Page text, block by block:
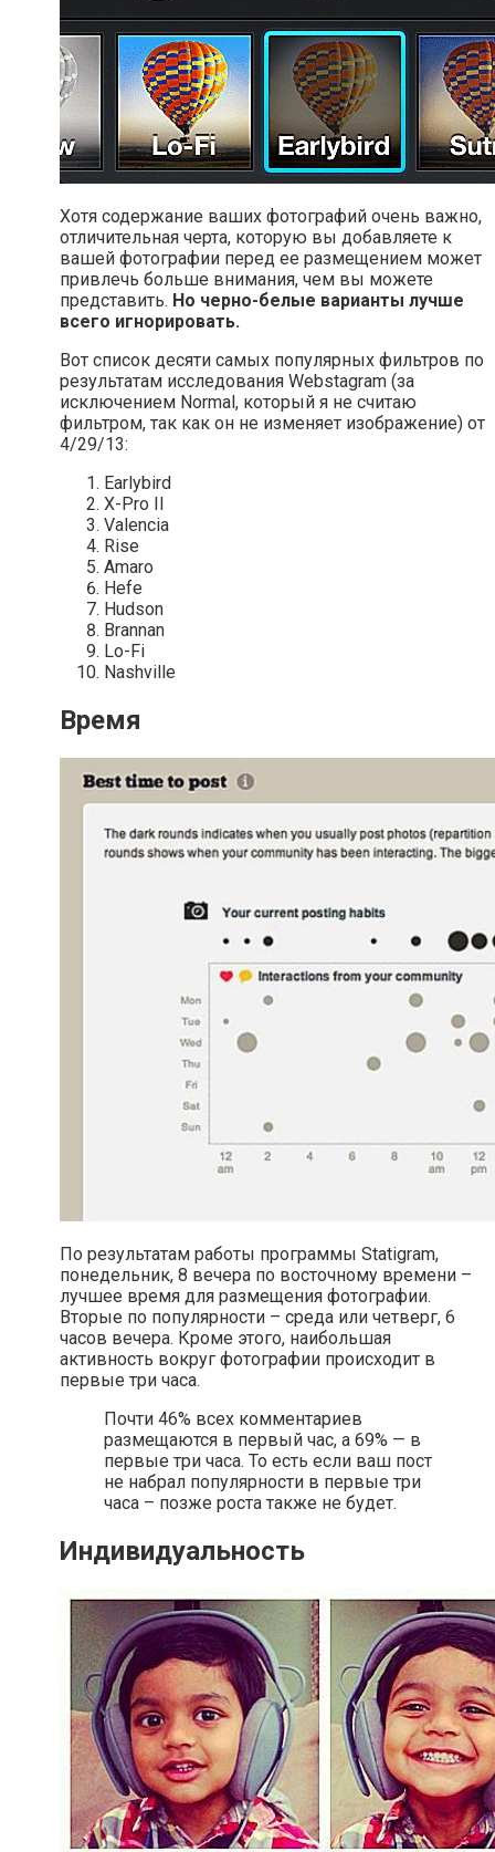
Хотя содержание ваших фотографий очень важно,
отличительная черта, которую вы добавляете к
вашей фотографии перед ее размещением может
привлечь больше внимания, чем вы можете
представить. Но черно-белые варианты лучше
всего игнорировать.
Вот список десяти самых популярных фильтров по
результатам исследования Webstagram (за
исключением Normal, который я не считаю
фильтром, так как он не изменяет изображение) от
4/29/13:
Earlybird
X-Pro II
Valencia
Rise
Amaro
Hefe
Hudson
Brannan
Lo-Fi
Nashville
Время
По результатам работы программы Statigram,
понедельник, 8 вечера по восточному времени –
лучшее время для размещения фотографии.
Вторые по популярности – среда или четверг, 6
часов вечера. Кроме этого, наибольшая
активность вокруг фотографии происходит в
первые три часа.
Почти 46% всех комментариев
размещаются в первый час, а 69% — в
первые три часа. То есть если ваш пост
не набрал популярности в первые три
часа – позже роста также не будет.
Индивидуальность